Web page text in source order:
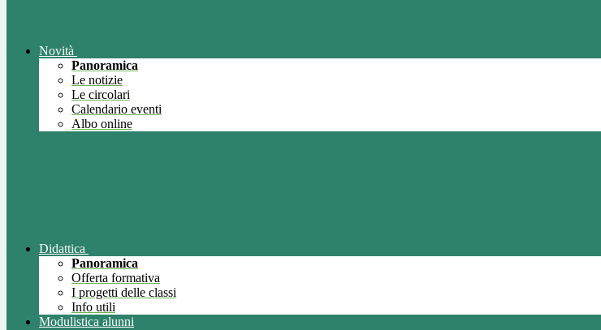
Novità
Panoramica
Le notizie
Le circolari
Calendario eventi
Albo online
Didattica
Panoramica
Offerta formativa
I progetti delle classi
Info utili
Modulistica alunni